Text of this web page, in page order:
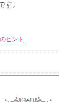
す。
ヒント